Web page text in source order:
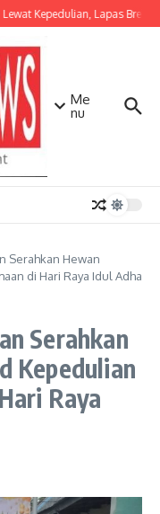
Kepedulian, Lapas
Me
nu
Serahkan Hewan
di Hari Raya Idul Adha
Serahkan
Kepedulian
Raya